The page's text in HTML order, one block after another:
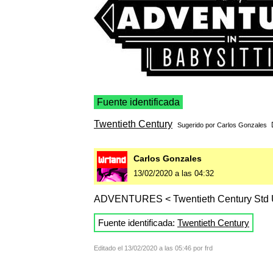
Fuente identificada
Twentieth Century Sugerido por Carlos Gonzales
Carlos Gonzales
13/02/2020 a las 04:32
ADVENTURES < Twentieth Century Std
Fuente identificada: Twentieth Century
Editado el 13/02/2020 a las 05:46 por frd